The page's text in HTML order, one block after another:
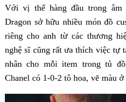
Với vị thế hàng đầu trong âm
Dragon sở hữu nhiều món đồ
riêng cho anh từ các thương
nghệ sĩ cũng rất ưa thích việc tự
nhân cho mỗi item trong tủ
Chanel có 1-0-2 tô hoa, vẽ màu